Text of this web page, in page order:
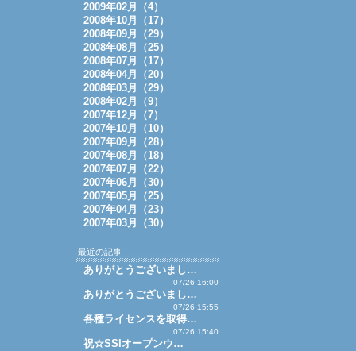
2009年02月（4）
2008年10月（17）
2008年09月（29）
2008年08月（25）
2008年07月（17）
2008年04月（20）
2008年03月（29）
2008年02月（9）
2007年12月（7）
2007年10月（10）
2007年09月（28）
2007年08月（18）
2007年07月（22）
2007年06月（30）
2007年05月（25）
2007年04月（23）
2007年03月（30）
最近の記事
ありがとうございまし…
07/26 16:00
ありがとうございまし…
07/26 15:55
各種ライセンスを取得…
07/26 15:40
祝☆SSIオープンウ…